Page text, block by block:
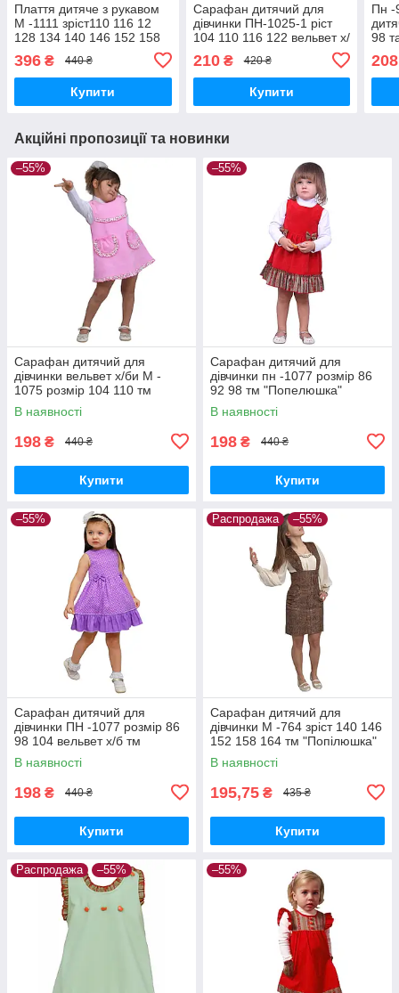
Плаття дитяче з рукавом
М -1111 зріст110 116 12
128 134 140 146 152 158
396 ₴ 440 ₴
Купити
Сарафан дитячий для
дівчинки ПН-1025-1 ріст
104 110 116 122 вельвет х/
210₴ 420 ₴
Купити
Пн -
98
208
Акційні пропозиції та новинки
–55%
Сарафан дитячий для
дівчинки вельвет х/би М -
1075 розмір 104 110 тм
"Попелюшка"
В наявності
198 ₴ 440 ₴
Купити
–55%
Сарафан дитячий для
дівчинки пн -1077 розмір 86
92 98 тм "Попелюшка"
В наявності
198 ₴ 440 ₴
Купити
–55%
Сарафан дитячий для
дівчинки ПН -1077 розмір 86
98 104 вельвет х/б тм
"Попелюшка"
В наявності
198 ₴ 440 ₴
Купити
Распродажа –55%
Сарафан дитячий для
дівчинки М -764 зріст 140 146
152 158 164 тм "Попілюшка"
В наявності
195,75 ₴ 435 ₴
Купити
Распродажа –55% –55%